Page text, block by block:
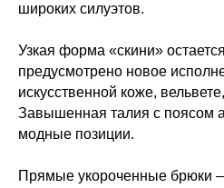
широких силуэтов.
Узкая форма «скини»
предусмотрено новое
искусственной коже,
Завышенная талия с поясом
модные позиции.
Прямые укороченные брюки